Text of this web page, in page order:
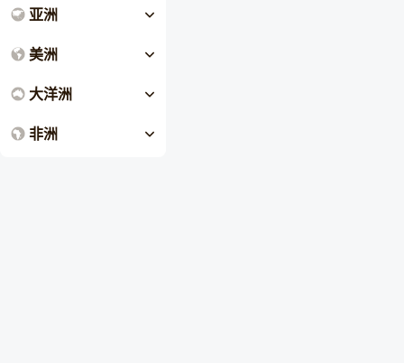
亚洲
美洲
大洋洲
非洲